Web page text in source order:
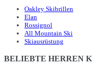
Oakley Skibrillen
Elan
Rossignol
All Mountain Ski
Skiausrüstung
BELIEBTE HERREN